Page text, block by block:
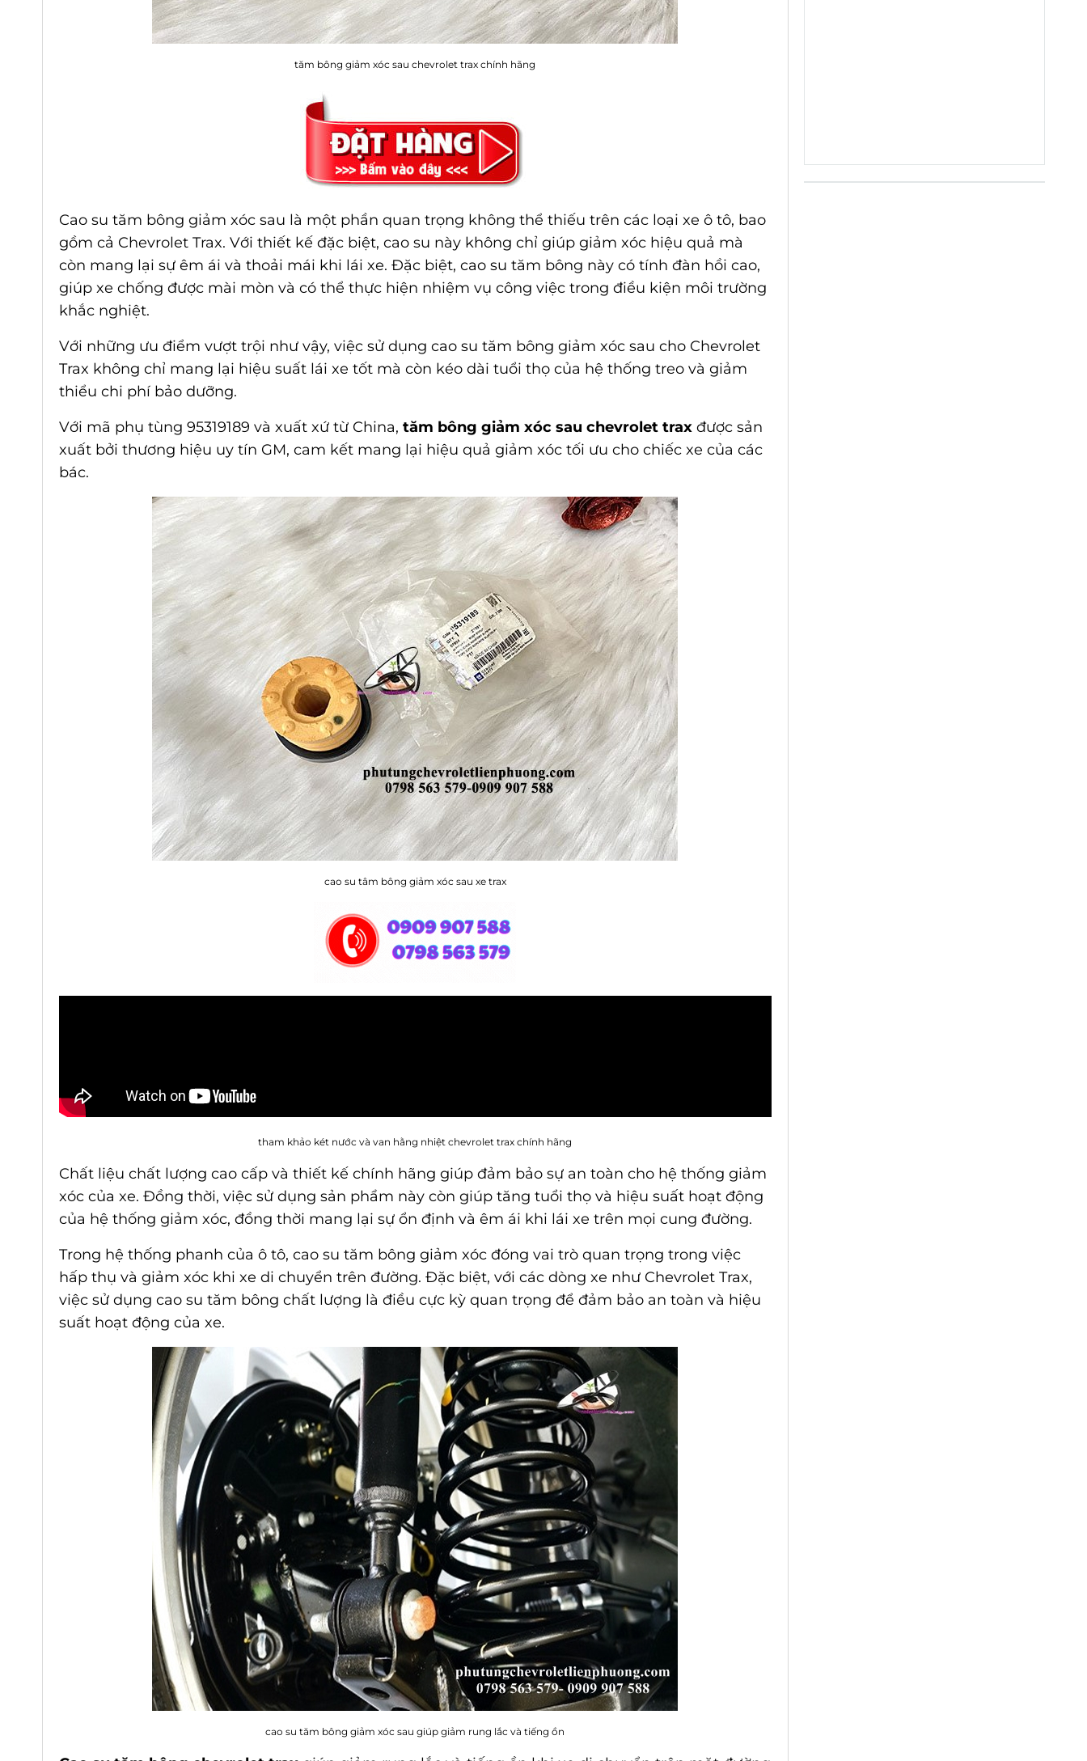
tăm bông giảm xóc sau chevrolet trax chính hãng
Cao su tăm bông giảm xóc sau là một phần quan trọng không thể thiếu trên các loại xe ô tô, bao
gồm cả Chevrolet Trax. Với thiết kế đặc biệt, cao su này không chỉ giúp giảm xóc hiệu quả mà
còn mang lại sự êm ái và thoải mái khi lái xe. Đặc biệt, cao su tăm bông này có tính đàn hồi cao,
giúp xe chống được mài mòn và có thể thực hiện nhiệm vụ công việc trong điều kiện môi trường
khắc nghiệt.
Với những ưu điểm vượt trội như vậy, việc sử dụng cao su tăm bông giảm xóc sau cho Chevrolet
Trax không chỉ mang lại hiệu suất lái xe tốt mà còn kéo dài tuổi thọ của hệ thống treo và giảm
thiểu chi phí bảo dưỡng.
Với mã phụ tùng 95319189 và xuất xứ từ China, tăm bông giảm xóc sau chevrolet trax được sản
xuất bởi thương hiệu uy tín GM, cam kết mang lại hiệu quả giảm xóc tối ưu cho chiếc xe của các
bác.
cao su tâm bông giảm xóc sau xe trax
tham khảo két nước và van hằng nhiệt chevrolet trax chính hãng
Chất liệu chất lượng cao cấp và thiết kế chính hãng giúp đảm bảo sự an toàn cho hệ thống giảm
xóc của xe. Đồng thời, việc sử dụng sản phẩm này còn giúp tăng tuổi thọ và hiệu suất hoạt động
của hệ thống giảm xóc, đồng thời mang lại sự ổn định và êm ái khi lái xe trên mọi cung đường.
Trong hệ thống phanh của ô tô, cao su tăm bông giảm xóc đóng vai trò quan trọng trong việc
hấp thụ và giảm xóc khi xe di chuyển trên đường. Đặc biệt, với các dòng xe như Chevrolet Trax,
việc sử dụng cao su tăm bông chất lượng là điều cực kỳ quan trọng để đảm bảo an toàn và hiệu
suất hoạt động của xe.
cao su tăm bông giảm xóc sau giúp giảm rung lắc và tiếng ồn